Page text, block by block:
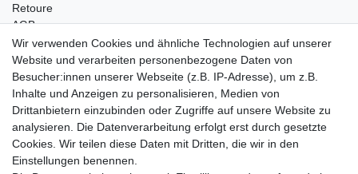
Retoure
AGB
Vertrag widerrufen
Informationen
Datenschutz
Impressum
Wir verschicken klimaneutral mit DPD
Wir verwenden Cookies und ähnliche Technologien auf unserer
Website und verarbeiten personenbezogene Daten von
Besucher:innen unserer Webseite (z.B. IP-Adresse), um z.B.
Inhalte und Anzeigen zu personalisieren, Medien von
Drittanbietern einzubinden oder Zugriffe auf unsere Website zu
analysieren. Die Datenverarbeitung erfolgt erst durch gesetzte
Cookies. Wir teilen diese Daten mit Dritten, die wir in den
Einstellungen benennen.